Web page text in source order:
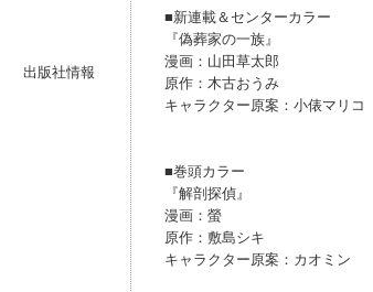
出版社情報
■新連載＆センターカラー
『偽葬家の一族』
漫画：山田草太郎
原作：木古おうみ
キャラクター原案：小俵マリコ
■巻頭カラー
『解剖探偵』
漫画：螢
原作：敷島シキ
キャラクター原案：カオミン